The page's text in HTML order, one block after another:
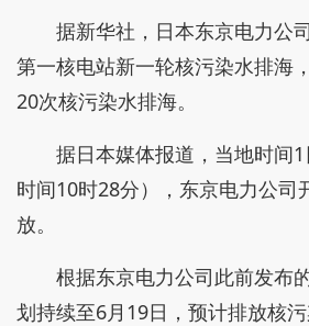
据新华社，日本东京电力公
第一核电站新一轮核污染水排海
20次核污染水排海。
据日本媒体报道，当地时间
时间10时28分），东京电力公司
放。
根据东京电力公司此前发布
划持续至6月19日，预计排放核